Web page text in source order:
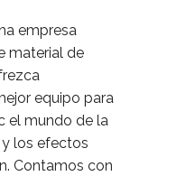
empresa
material de
equipo para
el mundo de la
los efectos
Contamos con